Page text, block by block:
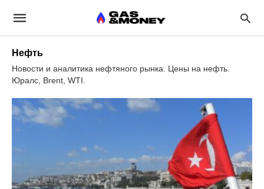
Нефть
Новости и аналитика нефтяного рынка. Цены на нефть.
Юралс, Brent, WTI.